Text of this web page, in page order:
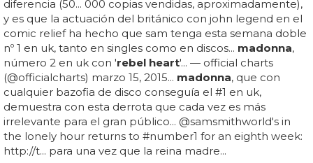
diferencia (50... 000 copias vendidas, aproximadamente),
y es que la actuación del británico con john legend en el
comic relief ha hecho que sam tenga esta semana doble
nº 1 en uk, tanto en singles como en discos... madonna,
número 2 en uk con 'rebel heart'... — official charts
(@officialcharts) marzo 15, 2015... madonna, que con
cualquier bazofia de disco conseguía el #1 en uk,
demuestra con esta derrota que cada vez es más
irrelevante para el gran público... @samsmithworld's in
the lonely hour returns to #number1 for an eighth week:
http://t... para una vez que la reina madre...